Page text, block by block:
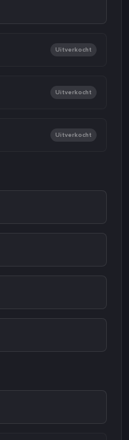
Uitverkocht
Uitverkocht
Uitverkocht